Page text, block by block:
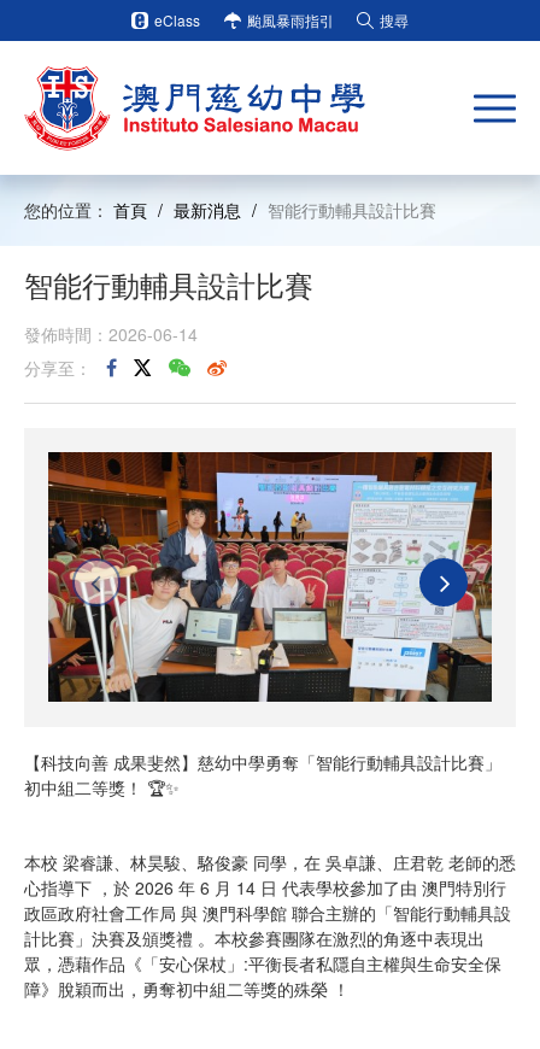
eClass 颱風暴雨指引 搜尋
您的位置： 首頁 / 最新消息 / 智能行動輔具設計比賽
智能行動輔具設計比賽
發佈時間：2026-06-14
分享至：
【科技向善 成果斐然】慈幼中學勇奪「智能行動輔具設計比賽」
初中組二等獎！ 🏆✨
本校 梁睿謙、林昊駿、駱俊豪 同學，在 吳卓謙、庄君乾 老師的悉
心指導下 ，於 2026 年 6 月 14 日 代表學校參加了由 澳門特別行
政區政府社會工作局 與 澳門科學館 聯合主辦的「智能行動輔具設
計比賽」決賽及頒獎禮 。本校參賽團隊在激烈的角逐中表現出
眾，憑藉作品《「安心保杖」:平衡長者私隱自主權與生命安全保
障》脫穎而出，勇奪初中組二等獎的殊榮 ！